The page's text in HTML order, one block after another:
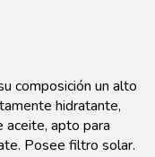
composición un alto
hidratante,
aceite, apto para
Posee filtro solar.